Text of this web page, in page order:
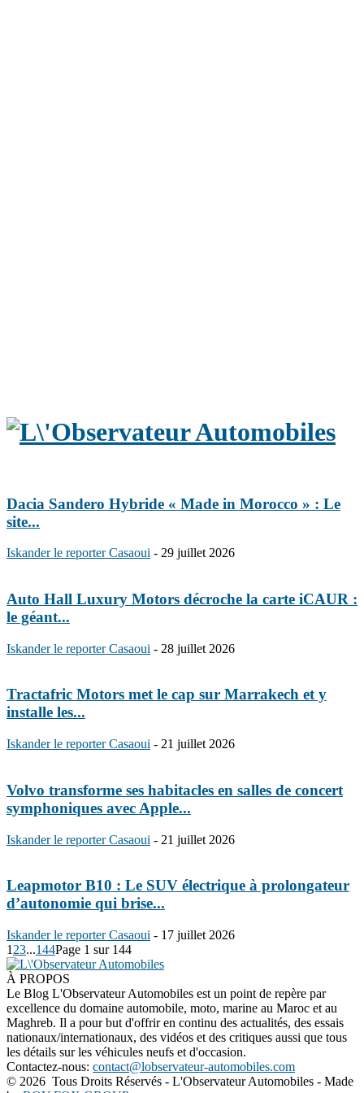
Dacia Sandero Hybride « Made in Morocco » : Le
site...
Iskander le reporter Casaoui - 29 juillet 2026
Auto Hall Luxury Motors décroche la carte iCAUR :
le géant...
Iskander le reporter Casaoui - 28 juillet 2026
Tractafric Motors met le cap sur Marrakech et y
installe les...
Iskander le reporter Casaoui - 21 juillet 2026
Volvo transforme ses habitacles en salles de concert
symphoniques avec Apple...
Iskander le reporter Casaoui - 21 juillet 2026
Leapmotor B10 : Le SUV électrique à prolongateur
d’autonomie qui brise...
Iskander le reporter Casaoui - 17 juillet 2026
1 23...144Page 1 sur 144
À PROPOS
Le Blog L'Observateur Automobiles est un point de repère par
excellence du domaine automobile, moto, marine au Maroc et au
Maghreb. Il a pour but d'offrir en continu des actualités, des essais
nationaux/internationaux, des vidéos et des critiques aussi que tous
les détails sur les véhicules neufs et d'occasion.
Contactez-nous: contact@lobservateur-automobiles.com
© 2026 Tous Droits Réservés - L'Observateur Automobiles - Made